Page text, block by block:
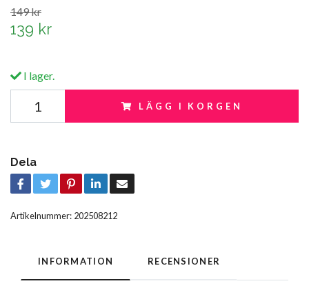
149 kr
139 kr
I lager.
LÄGG I KORGEN
Dela
Artikelnummer: 202508212
INFORMATION RECENSIONER